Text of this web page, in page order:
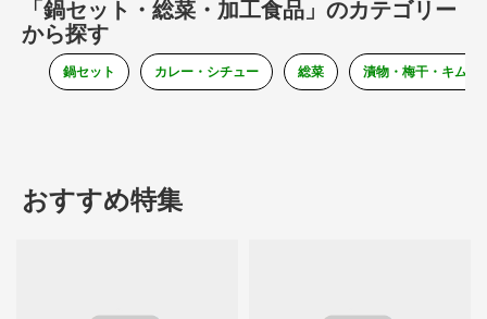
「鍋セット・総菜・加工食品」のカテゴリー
から探す
鍋セット カレー・シチュー 総菜 漬物・梅干・キムチ
おすすめ特集